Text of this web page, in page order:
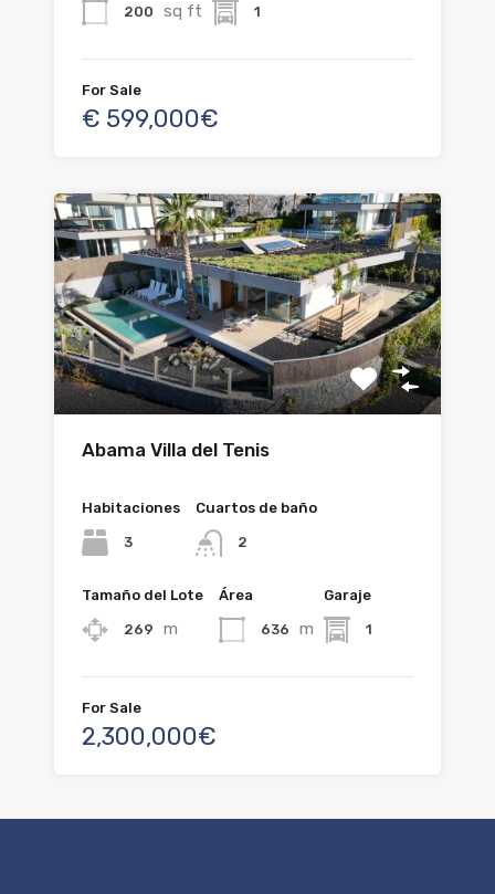
200 sq ft 1
For Sale
€ 599,000€
Abama Villa del Tenis
Habitaciones
3
Cuartos de baño
2
Tamaño del Lote
269 m
Área
636 m
Garaje
1
For Sale
2,300,000€